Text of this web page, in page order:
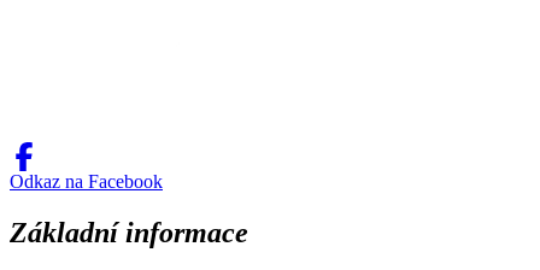
Odkaz na Facebook
Základní informace